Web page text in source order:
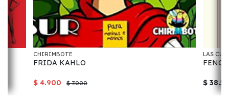
CHIRIMBOTE
FRIDA KAHLO
$ 4.900 $ 7.000
LAS
$